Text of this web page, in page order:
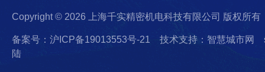
Copyright © 2026 上海千实精密机电科技有限公司 版权所有
备案号：沪ICP备19013553号-21 技术支持：智慧城市网
陆